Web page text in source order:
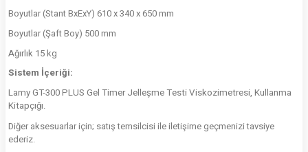
Boyutlar (Stant BxExY) 610 x 340 x 650 mm
Boyutlar (Şaft Boy) 500 mm
Ağırlık 15 kg
Sistem İçeriği:
Lamy GT-300 PLUS Gel Timer Jelleşme Testi Viskozimetresi, Kullanma
Kitapçığı.
Diğer aksesuarlar için; satış temsilcisi ile iletişime geçmenizi tavsiye
ederiz.